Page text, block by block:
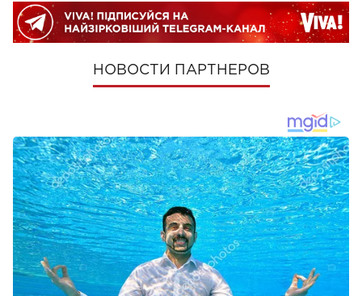
НОВОСТИ ПАРТНЕРОВ